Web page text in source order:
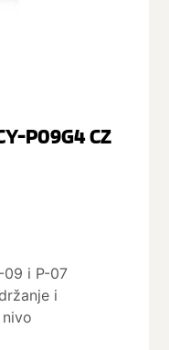
P09G4 CZ
09 i P-07
i